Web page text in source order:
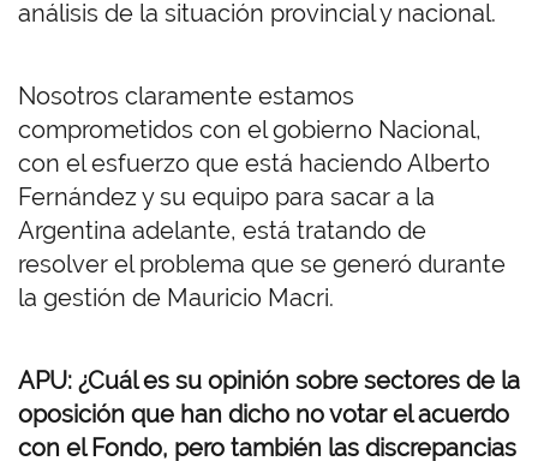
análisis de la situación provincial y nacional.
Nosotros claramente estamos
comprometidos con el gobierno Nacional,
con el esfuerzo que está haciendo Alberto
Fernández y su equipo para sacar a la
Argentina adelante, está tratando de
resolver el problema que se generó durante
la gestión de Mauricio Macri.
APU: ¿Cuál es su opinión sobre sectores de la
oposición que han dicho no votar el acuerdo
con el Fondo, pero también las discrepancias